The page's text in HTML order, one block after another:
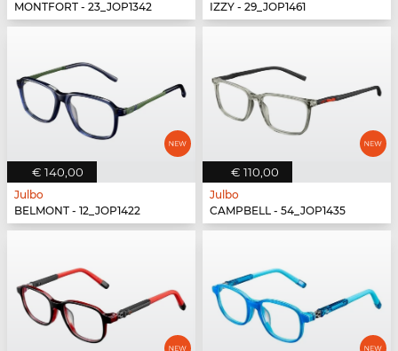
MONTFORT - 23_JOP1342
IZZY - 29_JOP1461
€ 140,00
Julbo
BELMONT - 12_JOP1422
€ 110,00
Julbo
CAMPBELL - 54_JOP1435